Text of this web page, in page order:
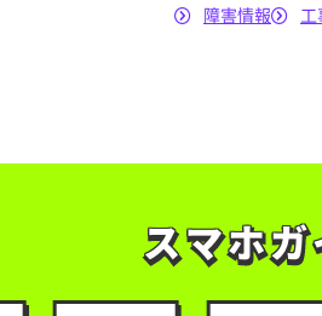
障害情報 工
スマホ
スマホ